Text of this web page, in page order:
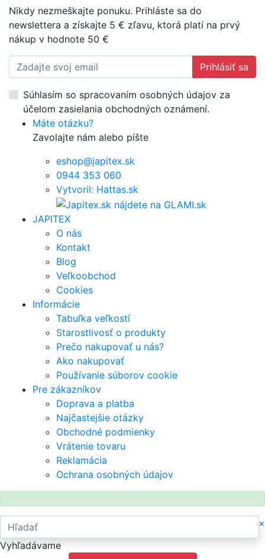
Nikdy nezmeškajte ponuku. Prihláste sa do
newslettera a získajte 5 € zľavu, ktorá platí na prvý
nákup v hodnote 50 €
Prihlásiť sa
Súhlasím so spracovaním osobných údajov za
účelom zasielania obchodných oznámení.
Máte otázku?
Zavolajte nám alebo píšte
eshop@japitex.sk
0944 353 060
Vytvoril: Hattas.sk
JAPITEX
O nás
Kontakt
Blog
Veľkoobchod
Cookies
Informácie
Tabuľka veľkostí
Starostlivosť o produkty
Prečo nakupovať u nás?
Ako nakupovať
Používanie súborov cookie
Pre zákazníkov
Doprava a platba
Najčastejšie otázky
Obchodné podmienky
Vrátenie tovaru
Reklamácia
Ochrana osobných údajov
×
Vyhľadávame